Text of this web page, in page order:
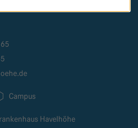
de
Campus
Havelhöhe